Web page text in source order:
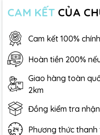
CAM KẾT CỦA
Cam kết 100%
Hoàn tiền 200%
Giao hàng toàn
2km
Đồng kiểm tra
Phương thức